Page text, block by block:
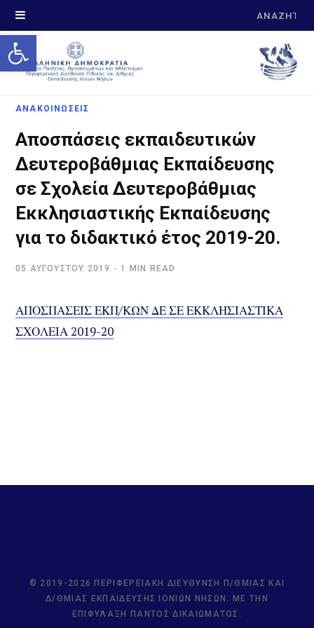
Open toolbar
Search
ΑΝΑΚΟΙΝΩΣΕΙΣ
Αποσπάσεις εκπαιδευτικών
Δευτεροβάθμιας Εκπαίδευσης
σε Σχολεία Δευτεροβάθμιας
Εκκλησιαστικής Εκπαίδευσης
για το διδακτικό έτος 2019-20.
05 ΑΥΓΟΎΣΤΟΥ 2019 1 MIN READ
ΑΠΟΣΠΑΣΕΙΣ ΕΚΠ/ΚΩΝ ΔΕ ΣΕ ΕΚΚΛΗΣΙΑΣΤΙΚΑ
ΣΧΟΛΕΙΑ 2019-20
© 2019-2026 ΠΕΡΙΦΕΡΕΙΑΚΉ ΔΙΕΎΘΥΝΣΗ Π/ΘΜΙΑΣ ΚΑΙ
Δ/ΘΜΙΑΣ ΕΚΠΑΊΔΕΥΣΗΣ ΙΟΝΊΩΝ ΝΉΣΩΝ. ΜΕ ΤΗΝ
ΕΠΙΦΎΛΑΞΗ ΠΑΝΤΌΣ ΔΙΚΑΙΏΜΑΤΟΣ.